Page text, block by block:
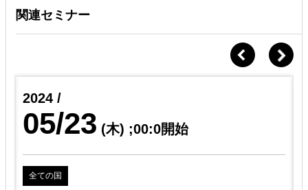
関連セミナー
2024 /
05/23 (木) ;00:0開始
全ての国